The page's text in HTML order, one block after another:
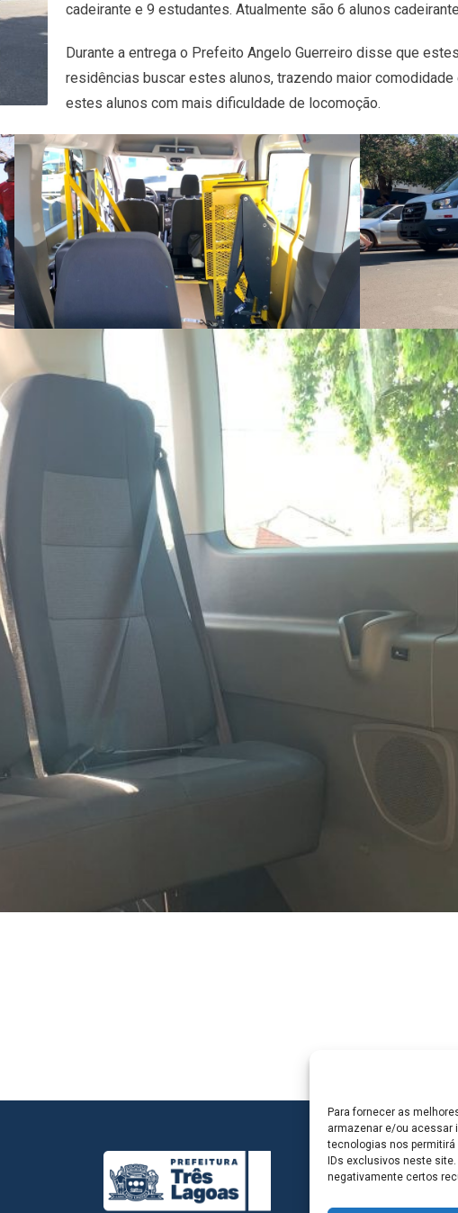
Para fornecer as
armazenar e/ou acessar
tecnologias nos
IDs exclusivos neste
negativamente certos
cadeirante e 9 estudantes. Atualmente são 6 alunos
Durante a entrega o Prefeito Angelo Guerreiro disse que
residências buscar estes alunos, trazendo maior
estes alunos com mais dificuldade de locomoção.